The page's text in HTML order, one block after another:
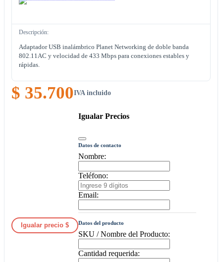
Descripción:
Adaptador USB inalámbrico Planet Networking de doble banda
802.11AC y velocidad de 433 Mbps para conexiones estables y
rápidas.
$ 35.700IVA incluido
Igualar precio $
Igualar Precios
Datos de contacto
Nombre:
Teléfono:
Email:
Datos del producto
SKU / Nombre del Producto:
Cantidad requerida: